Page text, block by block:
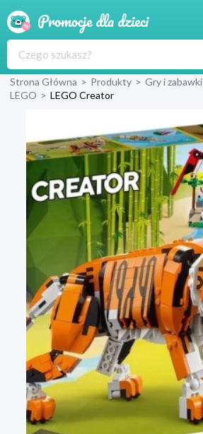
Produkty
Blog
Wyprawka
Strona Główna > Produkty > Gry i zabawki
LEGO > LEGO Creator